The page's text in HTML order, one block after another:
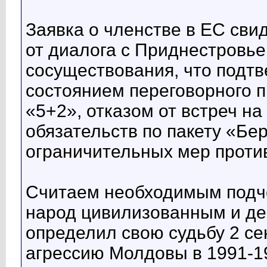
Заявка о членстве в ЕС
от диалога с
сосуществования, что
состоянием
«5+2», отказом от встреч
обязательств по пакету
ограничительных мер
Считаем необходимым
народ цивилизованным и
определил свою судьбу 2
агрессию Молдовы в 1991-